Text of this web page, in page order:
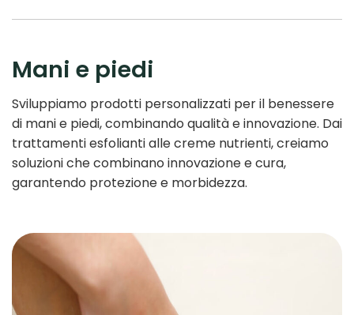
Mani e piedi
Sviluppiamo prodotti personalizzati per il benessere
di mani e piedi, combinando qualità e innovazione. Dai
trattamenti esfolianti alle creme nutrienti, creiamo
soluzioni che combinano innovazione e cura,
garantendo protezione e morbidezza.